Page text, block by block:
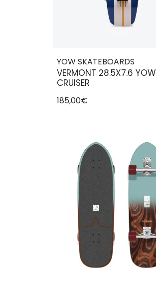
YOW SKATEBOARDS
VERMONT 28.5X7.6 YOW
CRUISER
185,00€